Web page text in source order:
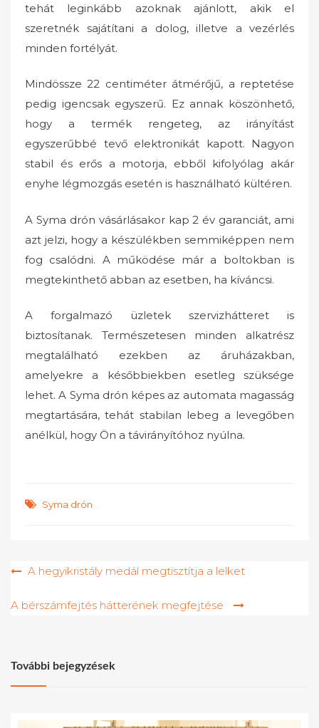
tehát leginkább azoknak ajánlott, akik el
szeretnék sajátítani a dolog, illetve a vezérlés
minden fortélyát.
Mindössze 22 centiméter átmérőjű, a reptetése
pedig igencsak egyszerű. Ez annak köszönhető,
hogy a termék rengeteg, az irányítást
egyszerűbbé tevő elektronikát kapott. Nagyon
stabil és erős a motorja, ebből kifolyólag akár
enyhe légmozgás esetén is használható kültéren.
A Syma drón vásárlásakor kap 2 év garanciát, ami
azt jelzi, hogy a készülékben semmiképpen nem
fog csalódni. A működése már a boltokban is
megtekinthető abban az esetben, ha kíváncsi.
A forgalmazó üzletek szervizhátteret is
biztosítanak. Természetesen minden alkatrész
megtalálható ezekben az áruházakban,
amelyekre a későbbiekben esetleg szüksége
lehet. A Syma drón képes az automata magasság
megtartására, tehát stabilan lebeg a levegőben
anélkül, hogy Ön a távirányítóhoz nyúlna.
Syma drón
Bejegyzés
A hegyikristály medál megtisztítja a lelket
A bérszámfejtés hátterének megfejtése
További bejegyzések